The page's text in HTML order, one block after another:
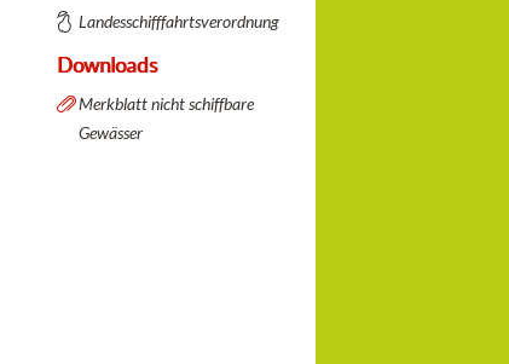
Landesschifffahrtsverordnung
Downloads
Merkblatt nicht schiffbare
Gewässer